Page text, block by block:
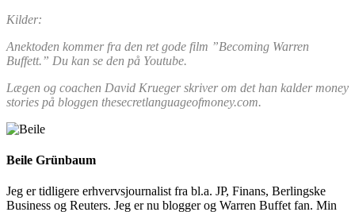
Kilder:
Anektoden kommer fra den ret gode film ”Becoming Warren
Buffett.” Du kan se den på Youtube.
Lægen og coachen David Krueger skriver om det han kalder money
stories på bloggen thesecretlanguageofmoney.com.
Beile Grünbaum
Jeg er tidligere erhvervsjournalist fra bl.a. JP, Finans, Berlingske
Business og Reuters. Jeg er nu blogger og Warren Buffet fan. Min